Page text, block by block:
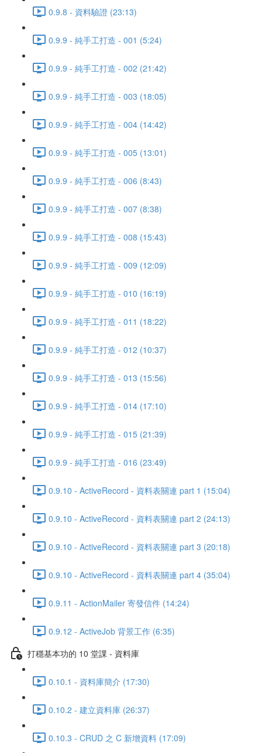
0.9.8 - 資料驗證 (23:13)
0.9.9 - 純手工打造 - 001 (5:24)
0.9.9 - 純手工打造 - 002 (21:42)
0.9.9 - 純手工打造 - 003 (18:05)
0.9.9 - 純手工打造 - 004 (14:42)
0.9.9 - 純手工打造 - 005 (13:01)
0.9.9 - 純手工打造 - 006 (8:43)
0.9.9 - 純手工打造 - 007 (8:38)
0.9.9 - 純手工打造 - 008 (15:43)
0.9.9 - 純手工打造 - 009 (12:09)
0.9.9 - 純手工打造 - 010 (16:19)
0.9.9 - 純手工打造 - 011 (18:22)
0.9.9 - 純手工打造 - 012 (10:37)
0.9.9 - 純手工打造 - 013 (15:56)
0.9.9 - 純手工打造 - 014 (17:10)
0.9.9 - 純手工打造 - 015 (21:39)
0.9.9 - 純手工打造 - 016 (23:49)
0.9.10 - ActiveRecord - 資料表關連 part 1 (15:04)
0.9.10 - ActiveRecord - 資料表關連 part 2 (24:13)
0.9.10 - ActiveRecord - 資料表關連 part 3 (20:18)
0.9.10 - ActiveRecord - 資料表關連 part 4 (35:04)
0.9.11 - ActionMailer 寄發信件 (14:24)
0.9.12 - ActiveJob 背景工作 (6:35)
打穩基本功的 10 堂課 - 資料庫
0.10.1 - 資料庫簡介 (17:30)
0.10.2 - 建立資料庫 (26:37)
0.10.3 - CRUD 之 C 新增資料 (17:09)